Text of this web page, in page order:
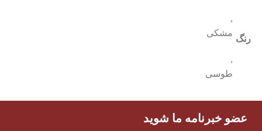
رنگ
,
مشکی
,
طوسی
عضو خبرنامه ما شوید